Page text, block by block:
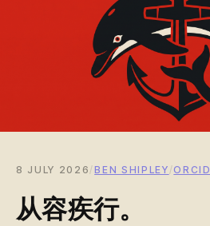
8 JULY 2026 /BEN SHIPLEY / ORCID
从容疾行。